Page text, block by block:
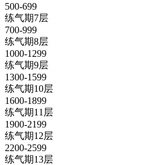
500-699
练气期7层
700-999
练气期8层
1000-1299
练气期9层
1300-1599
练气期10层
1600-1899
练气期11层
1900-2199
练气期12层
2200-2599
练气期13层